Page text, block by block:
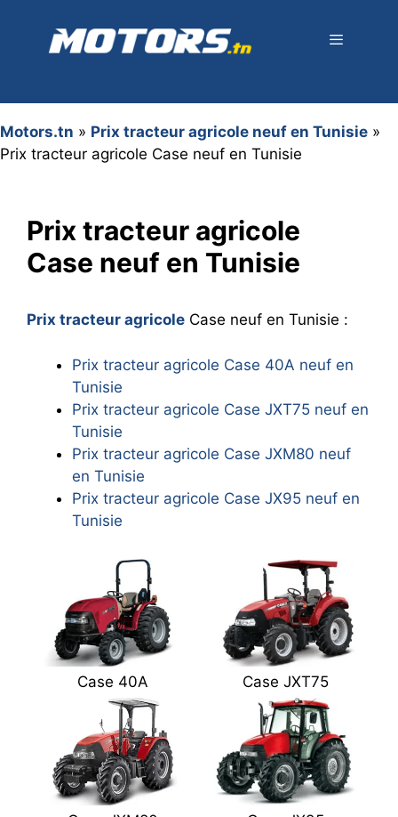
contenu
Motors.tn » Prix tracteur agricole neuf en Tunisie »
Prix tracteur agricole Case neuf en Tunisie
Prix tracteur agricole
Case neuf en Tunisie
Prix tracteur agricole Case neuf en Tunisie :
Prix tracteur agricole Case 40A neuf en
Tunisie
Prix tracteur agricole Case JXT75 neuf en
Tunisie
Prix tracteur agricole Case JXM80 neuf
en Tunisie
Prix tracteur agricole Case JX95 neuf en
Tunisie
Case 40A Case JXT75